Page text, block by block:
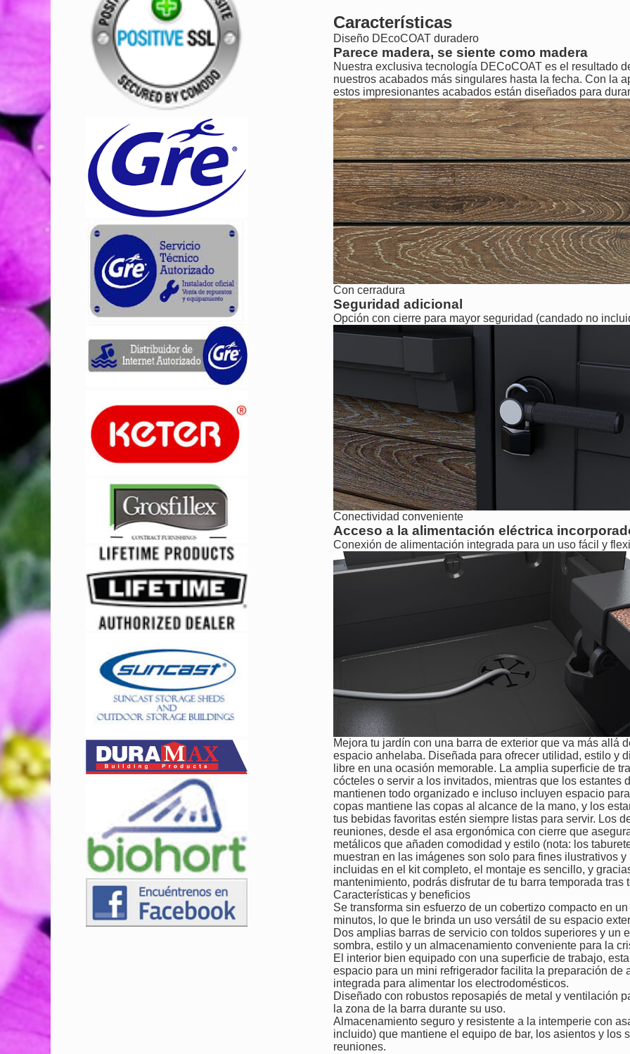
Características
Diseño DEcoCOAT duradero
Parece madera, se siente como madera
Nuestra exclusiva tecnología DECoCOAT es el resultado
nuestros acabados más singulares hasta la fecha. Con la
estos impresionantes acabados están diseñados para
Con cerradura
Seguridad adicional
Opción con cierre para mayor seguridad (candado no
Conectividad conveniente
Acceso a la alimentación eléctrica
Conexión de alimentación integrada para un uso fácil y
Mejora tu jardín con una barra de exterior que va más allá
espacio anhelaba. Diseñada para ofrecer utilidad, estilo y
libre en una ocasión memorable. La amplia superficie de
cócteles o servir a los invitados, mientras que los estantes
mantienen todo organizado e incluso incluyen espacio
copas mantiene las copas al alcance de la mano, y los
tus bebidas favoritas estén siempre listas para servir. Los
reuniones, desde el asa ergonómica con cierre que
metálicos que añaden comodidad y estilo (nota: los
muestran en las imágenes son solo para fines ilustrativos
incluidas en el kit completo, el montaje es sencillo, y
mantenimiento, podrás disfrutar de tu barra temporada
Características y beneficios
Se transforma sin esfuerzo de un cobertizo compacto en
minutos, lo que le brinda un uso versátil de su espacio
Dos amplias barras de servicio con toldos superiores y un
sombra, estilo y un almacenamiento conveniente para la
El interior bien equipado con una superficie de trabajo,
espacio para un mini refrigerador facilita la preparación
integrada para alimentar los electrodomésticos.
Diseñado con robustos reposapiés de metal y ventilación
la zona de la barra durante su uso.
Almacenamiento seguro y resistente a la intemperie con
incluido) que mantiene el equipo de bar, los asientos y los
reuniones.